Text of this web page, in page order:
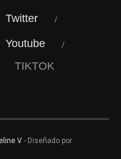
Twitter
Youtube
TIKTOK
V - Diseñado por